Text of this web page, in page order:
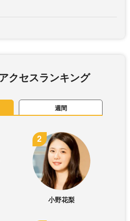
クセスランキング
週間
小野花梨